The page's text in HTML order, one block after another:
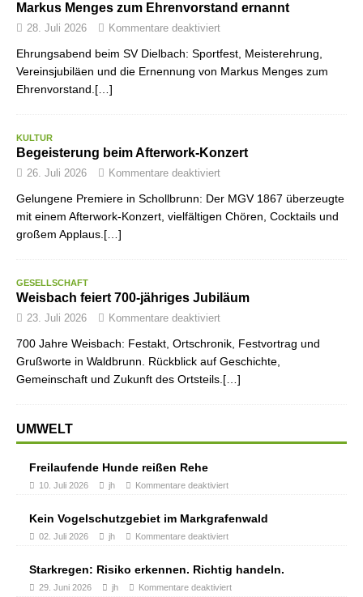
Markus Menges zum Ehrenvorstand ernannt
28. Juli 2026 Kommentare deaktiviert
Ehrungsabend beim SV Dielbach: Sportfest, Meisterehrung,
Vereinsjubiläen und die Ernennung von Markus Menges zum
Ehrenvorstand.[…]
KULTUR
Begeisterung beim Afterwork-Konzert
26. Juli 2026 Kommentare deaktiviert
Gelungene Premiere in Schollbrunn: Der MGV 1867 überzeugte
mit einem Afterwork-Konzert, vielfältigen Chören, Cocktails und
großem Applaus.[…]
GESELLSCHAFT
Weisbach feiert 700-jähriges Jubiläum
23. Juli 2026 Kommentare deaktiviert
700 Jahre Weisbach: Festakt, Ortschronik, Festvortrag und
Grußworte in Waldbrunn. Rückblick auf Geschichte,
Gemeinschaft und Zukunft des Ortsteils.[…]
UMWELT
Freilaufende Hunde reißen Rehe
10. Juli 2026 jh Kommentare deaktiviert
Kein Vogelschutzgebiet im Markgrafenwald
02. Juli 2026 jh Kommentare deaktiviert
Starkregen: Risiko erkennen. Richtig handeln.
29. Juni 2026 jh Kommentare deaktiviert